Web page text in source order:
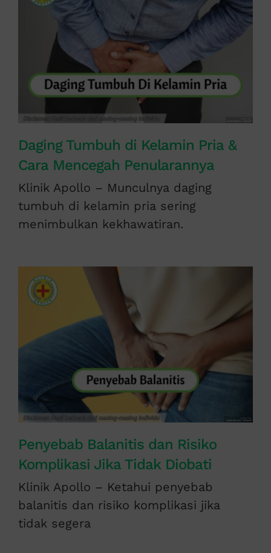
Daging Tumbuh di Kelamin Pria &
Cara Mencegah Penularannya
Klinik Apollo – Munculnya daging
tumbuh di kelamin pria sering
menimbulkan kekhawatiran.
Penyebab Balanitis dan Risiko
Komplikasi Jika Tidak Diobati
Klinik Apollo – Ketahui penyebab
balanitis dan risiko komplikasi jika
tidak segera